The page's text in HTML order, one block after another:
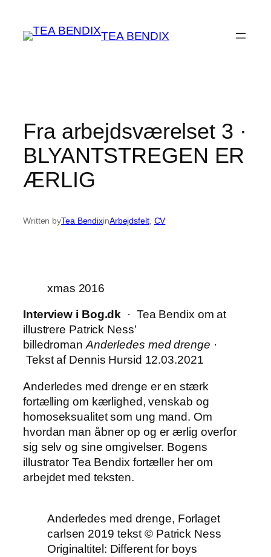
indhold
TEA BENDIX
Fra arbejdsværelset 3 ·
BLYANTSTREGEN ER
ÆRLIG
Written byTea BendixinArbejdsfelt, CV
xmas 2016
Interview i Bog.dk · Tea Bendix om at
illustrere Patrick Ness’
billedromanAnderledes med drenge ·
Tekst af Dennis Hursid 12.03.2021
Anderledes med drenge er en stærk
fortælling om kærlighed, venskab og
homoseksualitet som ung mand. Om
hvordan man åbner op og er ærlig overfor
sig selv og sine omgivelser. Bogens
illustrator Tea Bendix fortæller her om
arbejdet med teksten.
Anderledes med drenge, Forlaget
carlsen 2019 tekst © Patrick Ness
Originaltitel: Different for boys